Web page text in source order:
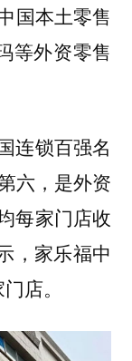
国本土零售
等外资零售
连锁百强名
六，是外资
每家门店收
，家乐福中
店。